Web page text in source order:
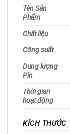
Tên Sản
Phẩm
Chất liệu
Công suất
Dung lượng
Pin
Thời gian
hoạt động
KÍCH THƯỚC